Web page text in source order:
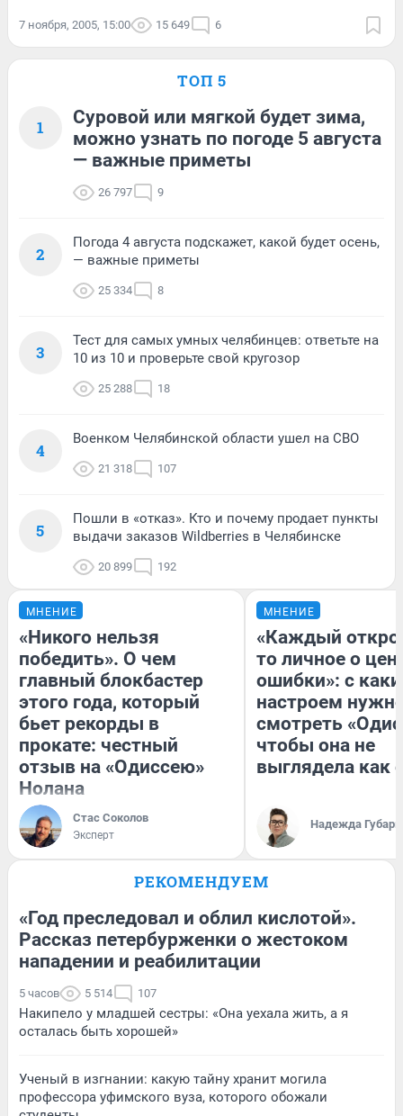
7 ноября, 2005, 15:00 15 649 6
ТОП 5
1
Суровой или мягкой будет зима,
можно узнать по погоде 5 августа
— важные приметы
26 797 9
2
Погода 4 августа подскажет, какой будет осень,
— важные приметы
25 334 8
3
Тест для самых умных челябинцев: ответьте на
10 из 10 и проверьте свой кругозор
25 288 18
4
Военком Челябинской области ушел на СВО
21 318 107
5
Пошли в «отказ». Кто и почему продает пункты
выдачи заказов Wildberries в Челябинске
20 899 192
МНЕНИЕ
«Никого нельзя
победить». О чем
главный блокбастер
этого года, который
бьет рекорды в
прокате: честный
отзыв на «Одиссею»
Нолана
Стас Соколов
Эксперт
МНЕНИЕ
«Каждый
то личное о
ошибки»: с
настроем
смотреть
чтобы она не
выглядела как
Надежда Губарь
РЕКОМЕНДУЕМ
«Год преследовал и облил кислотой».
Рассказ петербурженки о жестоком
нападении и реабилитации
5 часов 5 514 107
Накипело у младшей сестры: «Она уехала жить, а я
осталась быть хорошей»
Ученый в изгнании: какую тайну хранит могила
профессора уфимского вуза, которого обожали